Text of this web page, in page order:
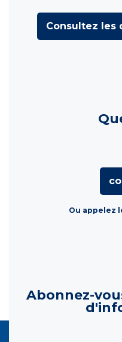
Consultez les
Ou appelez
Abonnez-